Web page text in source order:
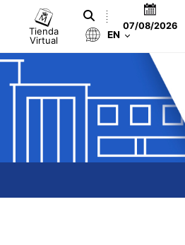
Tienda
Virtual
07/08/2026
EN